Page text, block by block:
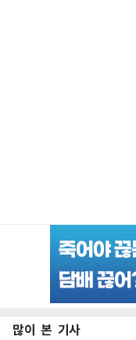
많이 본 기사